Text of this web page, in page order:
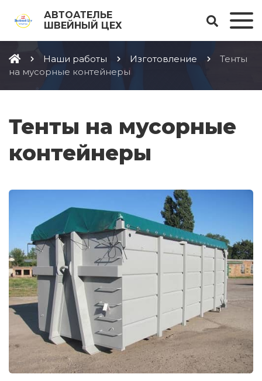
АВТОАТЕЛЬЕ
ШВЕЙНЫЙ ЦЕХ
Наши работы Изготовление
Тенты
на мусорные контейнеры
Тенты на мусорные
контейнеры